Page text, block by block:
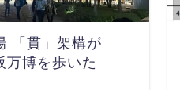
「貫」架構が
万博を歩いた